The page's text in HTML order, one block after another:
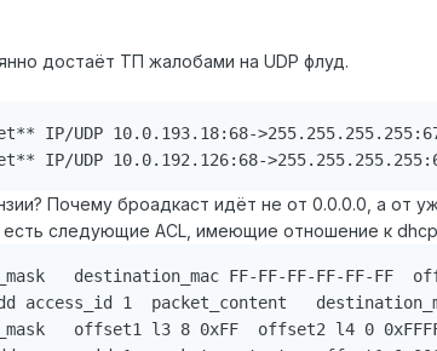
достаёт ТП жалобами на UDP флуд.
IP/UDP 10.0.193.18:68-
IP/UDP 10.0.192.126:68-
Почему броадкаст идёт не от 0.0.0.0, а от
следующие ACL, имеющие отношение к
destination_mac FF-FF-FF-FF-FF-FF
1  packet_content
offset1 l3 8 0xFF  offset2 l4 0